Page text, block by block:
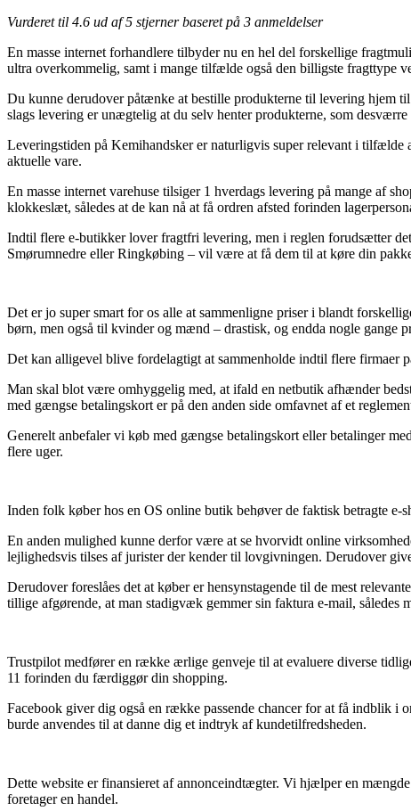
Vurderet til 4.6 ud af 5 stjerner baseret på 3 anmeldelser
En masse internet forhandlere tilbyder nu en hel del forskellige
ultra overkommelig, samt i mange tilfælde også den billigste fragttype
Du kunne derudover påtænke at bestille produkterne til levering hjem
slags levering er unægtelig at du selv henter produkterne, som
Leveringstiden på Kemihandsker er naturligvis super relevant i tilfælde
aktuelle vare.
En masse internet varehuse tilsiger 1 hverdags levering på mange af
klokkeslæt, således at de kan nå at få ordren afsted forinden
Indtil flere e-butikker lover fragtfri levering, men i reglen forudsætter
Smørumnedre eller Ringkøbing – vil være at få dem til at køre din
Det er jo super smart for os alle at sammenligne priser i blandt
børn, men også til kvinder og mænd – drastisk, og endda nogle gange
Det kan alligevel blive fordelagtigt at sammenholde indtil flere firmaer
Man skal blot være omhyggelig med, at ifald en netbutik afhænder
med gængse betalingskort er på den anden side omfavnet af et
Generelt anbefaler vi køb med gængse betalingskort eller betalinger
flere uger.
Inden folk køber hos en OS online butik behøver de faktisk betragte
En anden mulighed kunne derfor være at se hvorvidt online
lejlighedsvis tilses af jurister der kender til lovgivningen. Derudover
Derudover foreslåes det at køber er hensynstagende til de mest
tillige afgørende, at man stadigvæk gemmer sin faktura e-mail,
Trustpilot medfører en række ærlige genveje til at evaluere diverse
11 forinden du færdiggør din shopping.
Facebook giver dig også en række passende chancer for at få indblik i
burde anvendes til at danne dig et indtryk af kundetilfredsheden.
Dette website er finansieret af annonceindtægter. Vi hjælper en
foretager en handel.